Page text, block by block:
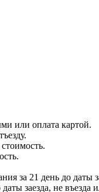
или оплата картой.
за 21 день до даты
заезда, не въезда